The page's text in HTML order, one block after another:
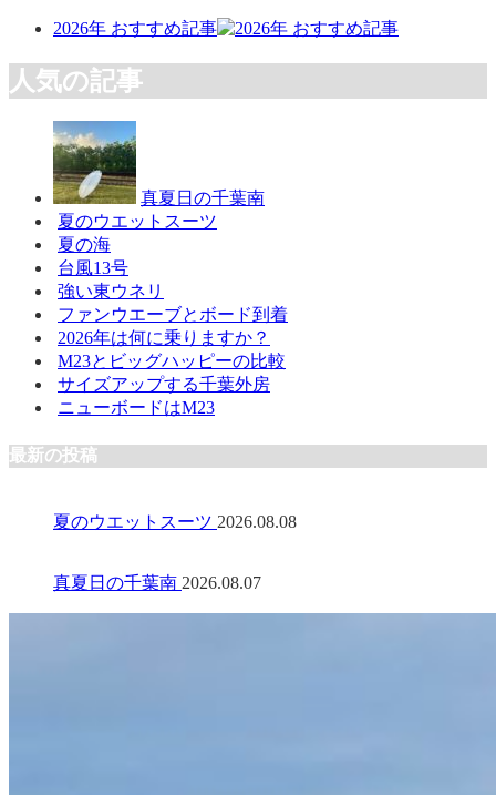
2026年 おすすめ記事
人気の記事
真夏日の千葉南
夏のウエットスーツ
夏の海
台風13号
強い東ウネリ
ファンウエーブとボード到着
2026年は何に乗りますか？
M23とビッグハッピーの比較
サイズアップする千葉外房
ニューボードはM23
最新の投稿
夏のウエットスーツ 2026.08.08
真夏日の千葉南 2026.08.07